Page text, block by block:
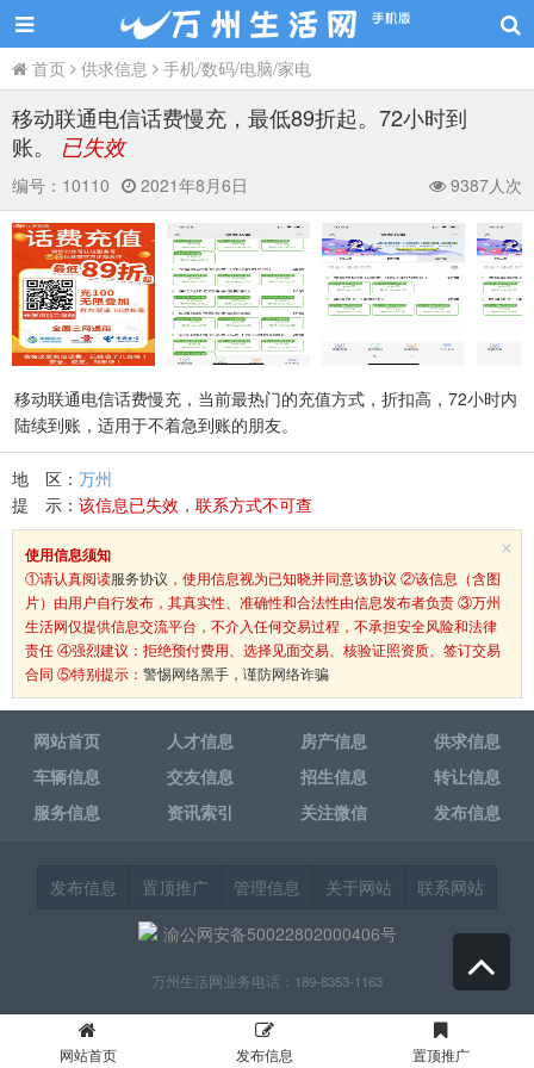
首页 供求信息 手机/数码/电脑/家电
移动联通电信话费慢充，最低89折起。72小时到
账。 已失效
编号： 10110 2021年8月6日 9387人次
移动联通电信话费慢充，当前最热门的充值方式，折扣高，72小时内
陆续到账，适用于不着急到账的朋友。
地 区： 万州
提 示： 该信息已失效，联系方式不可查
×
使用信息须知
①请认真阅读服务协议 ，使用信息视为已知晓并同意该协议 ②该信息（含图
片）由用户自行发布，其真实性、准确性和合法性由信息发布者负责 ③万州
生活网仅提供信息交流平台，不介入任何交易过程，不承担安全风险和法律
责任 ④强烈建议：拒绝预付费用、选择见面交易、核验证照资质、签订交易
合同 ⑤特别提示： 警惕网络黑手，谨防网络诈骗
网站首页 人才信息 房产信息
供求信息
车辆信息
交友信息 招生信息
转让信息
服务信息
资讯索引 关注微信 发布信息
发布信息 置顶推广 管理信息 关于网站
联系网站
渝公网安备50022802000406号
万州生活网业务电话：189-8353-1163
网站首页 发布信息 置顶推广